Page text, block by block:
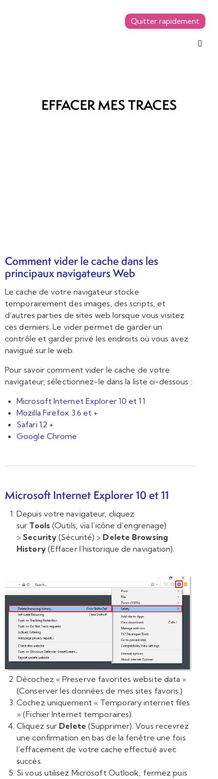
Quitter rapidement
EFFACER MES TRACES
Comment vider le cache dans les
principaux navigateurs Web
Le cache de votre navigateur stocke
temporairement des images, des scripts, et
d’autres parties de sites web lorsque vous visitez
ces derniers. Le vider permet de garder un
contrôle et garder privé les endroits où vous avez
navigué sur le web.
Pour savoir comment vider le cache de votre
navigateur, sélectionnez-le dans la liste ci-dessous :
Microsoft Internet Explorer 10 et 11
Mozilla Firefox 3.6 et +
Safari 12 +
Google Chrome
Microsoft Internet Explorer 10 et 11
Depuis votre navigateur, cliquez
sur Tools (Outils, via l’icône d’engrenage)
>Security(Sécurité) > Delete Browsing
History(Effacer l’historique de navigation).
Décochez « Preserve favorites website data »
(Conserver les données de mes sites favoris.)
Cochez uniquement « Temporary internet files
» (Fichier Internet temporaires).
Cliquez sur Delete (Supprimer). Vous recevrez
une confirmation en bas de la fenêtre une fois
l’effacement de votre cache effectué avec
succès.
Si vous utilisez Microsoft Outlook, fermez puis